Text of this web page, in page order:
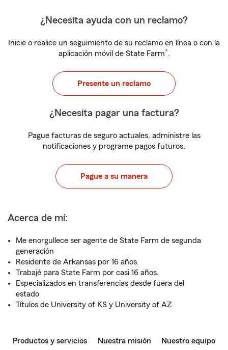
¿Necesita ayuda con un reclamo?
Inicie o realice un seguimiento de su reclamo en línea o con la
aplicación móvil de State Farm®.
Presente un reclamo
¿Necesita pagar una factura?
Pague facturas de seguro actuales, administre las
notificaciones y programe pagos futuros.
Pague a su manera
Acerca de mí:
Me enorgullece ser agente de State Farm de segunda
generación
Residente de Arkansas por 16 años.
Trabajé para State Farm por casi 16 años.
Especializados en transferencias desde fuera del
estado
Títulos de University of KS y University of AZ
Productos y servicios Nuestra misión Nuestro equipo